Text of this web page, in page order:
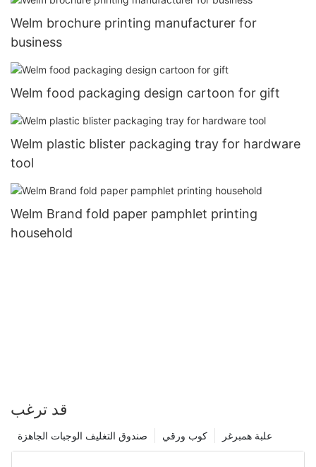
Welm brochure printing manufacturer for
business
Welm food packaging design cartoon for gift
Welm plastic blister packaging tray for hardware
tool
Welm Brand fold paper pamphlet printing
household
قد ترغب
علبة همبرغر كوب ورقي صندوق التغليف الوجبات الجاهزة